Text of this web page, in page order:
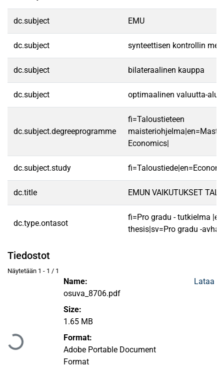
dc.subject EMU
dc.subject synteettisen kontrollin
dc.subject bilateraalinen kauppa
dc.subject optimaalinen valuutta-alue
dc.subject.degreeprogramme
fi=Taloustieteen
Economics|
dc.subject.study
dc.title EMUN VAIKUTUKSET
dc.type.ontasot
fi=Pro gradu - tutkielma
thesis|sv=Pro gradu -
Tiedostot
Näytetään 1 - 1 / 1
Ladataan...
Name:
osuva_8706.pdf
Size:
1.65 MB
Format:
Adobe Portable Document
Format
Lataa